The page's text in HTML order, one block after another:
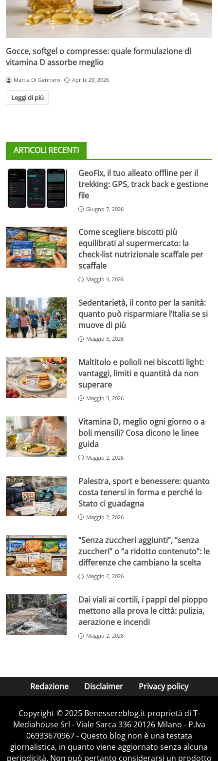
Gocce, softgel o compresse: quale formulazione di
vitamina D assorbe meglio
Mattia Di Gennaro Aprile 29, 2026
Leggi di più
ARTICOLI RECENTI
GeoFix, il tuo alleato offline per il
trekking: GPS, track back e gestione
file
Giugno 7, 2026
Come scegliere biscotti più
equilibrati al supermercato: la
check-list nutrizionale scaffale per
scaffale
Maggio 4, 2026
Sedentarietà, il conto per la sanità:
quanto può risparmiare l’Italia se si
muove di più
Maggio 3, 2026
Maltitolo e polioli nei biscotti light:
vantaggi, limiti e quantità da non
superare
Maggio 3, 2026
Vitamina D, meglio ogni giorno o a
boli mensili? Cosa dicono le linee
guida
Maggio 2, 2026
Palestra, sport e benessere: quanto
costa tenersi in forma e perché lo
Stato ci guadagna
Maggio 2, 2026
“Senza zuccheri aggiunti”, “senza
zuccheri” o “a ridotto contenuto”: le
differenze che cambiano la scelta
Maggio 2, 2026
Dai viali ai cortili, i pappi del pioppo
mettono alla prova le città: pulizia,
aerazione e incendi
Maggio 2, 2026
Redazione Disclaimer Privacy policy
Copyright © 2025 Benessereblog.it proprietà di T-
Mediahouse Srl - Viale Sarca 336 20126 Milano - P.Iva
06933670967 - Questo blog non è una testata
giornalistica, in quanto viene aggiornato senza alcuna
periodicità. Non può pertanto considerarsi un prodotto